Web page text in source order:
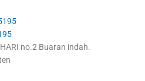
no.2 Buaran indah.